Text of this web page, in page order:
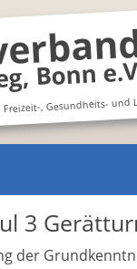
Bonn
, Gesundheits-
3
der